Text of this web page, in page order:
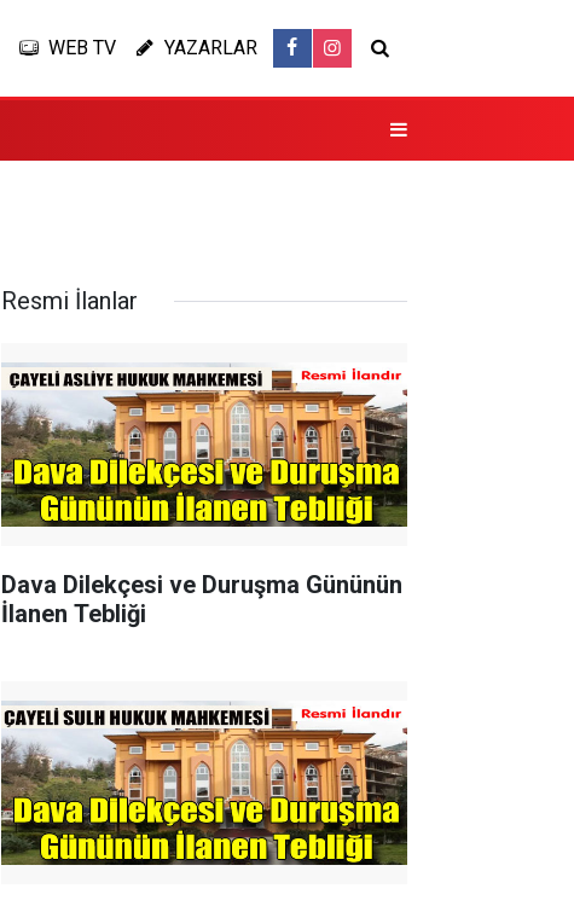
WEB TV YAZARLAR
Resmi İlanlar
Dava Dilekçesi ve Duruşma Gününün
İlanen Tebliği